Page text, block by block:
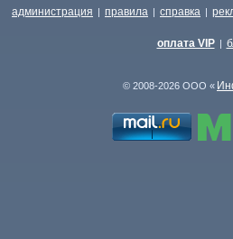
администрация | правила | справка |
оплата VIP |
© 2008-2026 ООО «